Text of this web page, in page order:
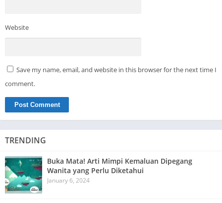
Website
Save my name, email, and website in this browser for the next time I
comment.
TRENDING
Buka Mata! Arti Mimpi Kemaluan Dipegang
Wanita yang Perlu Diketahui
January 6, 2024